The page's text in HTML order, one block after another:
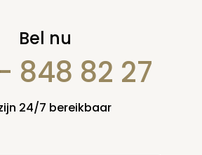
Bel nu
848 82 27
24/7 bereikbaar